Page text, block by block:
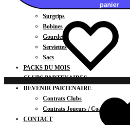
Surgrips
Bobines
Gourdes
Serviettes
Sacs
PACKS DU MOIS
CLUBS PARTENAIRES
DEVENIR PARTENAIRE
Contrats Clubs
Contrats Joueurs / Coachs
CONTACT
panier